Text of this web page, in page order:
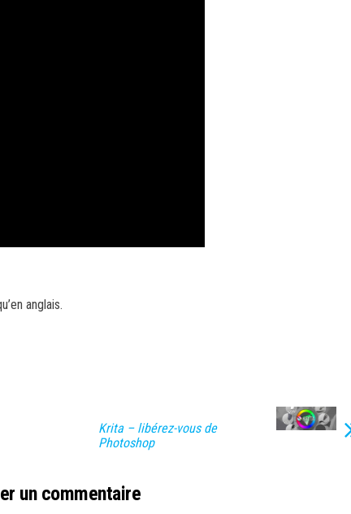
anglais.
Krita – libérez-vous de
Photoshop
un commentaire